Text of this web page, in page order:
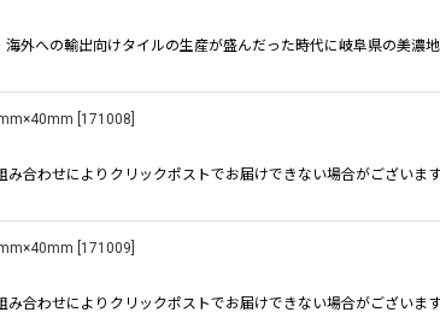
外への輸出向けタイルの生産が盛んだった時代に岐阜県の美濃
171008
合わせによりクリックポストでお届けできない場合がございま
171009
合わせによりクリックポストでお届けできない場合がございま